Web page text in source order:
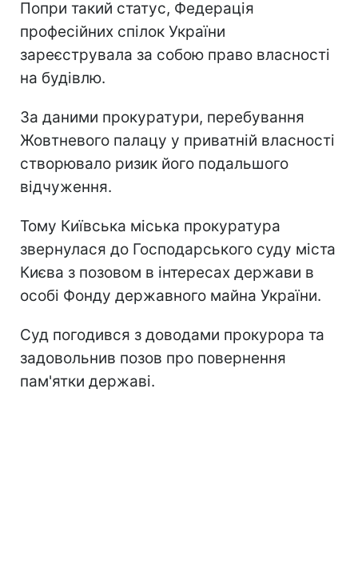
Попри такий статус, Федерація
професійних спілок України
зареєструвала за собою право власності
на будівлю.
За даними прокуратури, перебування
Жовтневого палацу у приватній власності
створювало ризик його подальшого
відчуження.
Тому Київська міська прокуратура
звернулася до Господарського суду міста
Києва з позовом в інтересах держави в
особі Фонду державного майна України.
Суд погодився з доводами прокурора та
задовольнив позов про повернення
пам'ятки державі.